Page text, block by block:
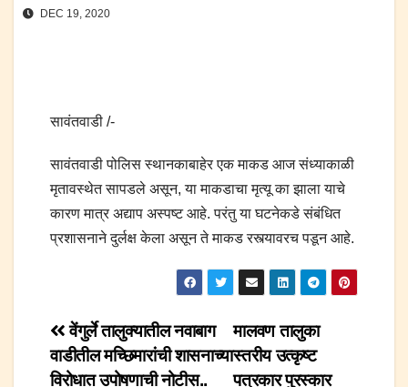
DEC 19, 2020
सावंतवाडी /-
सावंतवाडी पोलिस स्थानकाबाहेर एक माकड आज संध्याकाळी
मृतावस्थेत सापडले असून, या माकडाचा मृत्यू का झाला याचे
कारण मात्र अद्याप अस्पष्ट आहे. परंतु या घटनेकडे संबंधित
प्रशासनाने दुर्लक्ष केला असून ते माकड रस्त्यावरच पडून आहे.
Post
navigation
मालवण तालुका
स्तरीय उत्कृष्ट
पत्रकार पुरस्कार
वेंगुर्ले तालुक्यातील नवाबाग
वाडीतील मच्छिमारांची शासनाच्या
विरोधात उपोषणाची नोटीस..